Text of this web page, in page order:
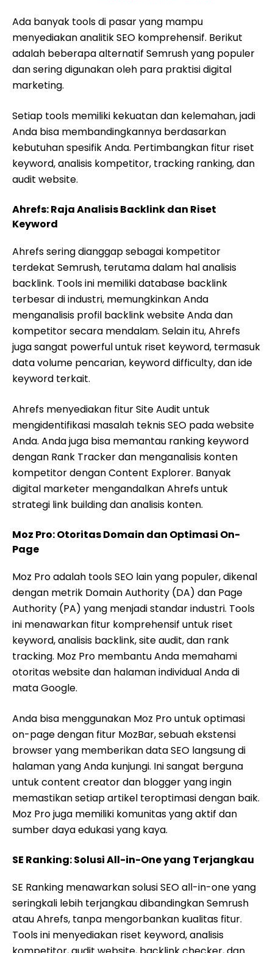
Ada banyak tools di pasar yang mampu
menyediakan analitik SEO komprehensif. Berikut
adalah beberapa alternatif Semrush yang populer
dan sering digunakan oleh para praktisi digital
marketing.
Setiap tools memiliki kekuatan dan kelemahan, jadi
Anda bisa membandingkannya berdasarkan
kebutuhan spesifik Anda. Pertimbangkan fitur riset
keyword, analisis kompetitor, tracking ranking, dan
audit website.
Ahrefs: Raja Analisis Backlink dan Riset
Keyword
Ahrefs sering dianggap sebagai kompetitor
terdekat Semrush, terutama dalam hal analisis
backlink. Tools ini memiliki database backlink
terbesar di industri, memungkinkan Anda
menganalisis profil backlink website Anda dan
kompetitor secara mendalam. Selain itu, Ahrefs
juga sangat powerful untuk riset keyword, termasuk
data volume pencarian, keyword difficulty, dan ide
keyword terkait.
Ahrefs menyediakan fitur Site Audit untuk
mengidentifikasi masalah teknis SEO pada website
Anda. Anda juga bisa memantau ranking keyword
dengan Rank Tracker dan menganalisis konten
kompetitor dengan Content Explorer. Banyak
digital marketer mengandalkan Ahrefs untuk
strategi link building dan analisis konten.
Moz Pro: Otoritas Domain dan Optimasi On-
Page
Moz Pro adalah tools SEO lain yang populer, dikenal
dengan metrik Domain Authority (DA) dan Page
Authority (PA) yang menjadi standar industri. Tools
ini menawarkan fitur komprehensif untuk riset
keyword, analisis backlink, site audit, dan rank
tracking. Moz Pro membantu Anda memahami
otoritas website dan halaman individual Anda di
mata Google.
Anda bisa menggunakan Moz Pro untuk optimasi
on-page dengan fitur MozBar, sebuah ekstensi
browser yang memberikan data SEO langsung di
halaman yang Anda kunjungi. Ini sangat berguna
untuk content creator dan blogger yang ingin
memastikan setiap artikel teroptimasi dengan baik.
Moz Pro juga memiliki komunitas yang aktif dan
sumber daya edukasi yang kaya.
SE Ranking: Solusi All-in-One yang Terjangkau
SE Ranking menawarkan solusi SEO all-in-one yang
seringkali lebih terjangkau dibandingkan Semrush
atau Ahrefs, tanpa mengorbankan kualitas fitur.
Tools ini menyediakan riset keyword, analisis